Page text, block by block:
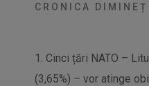
CRONICA
1. Cinci țări NATO –
(3,65%) – vor atinge